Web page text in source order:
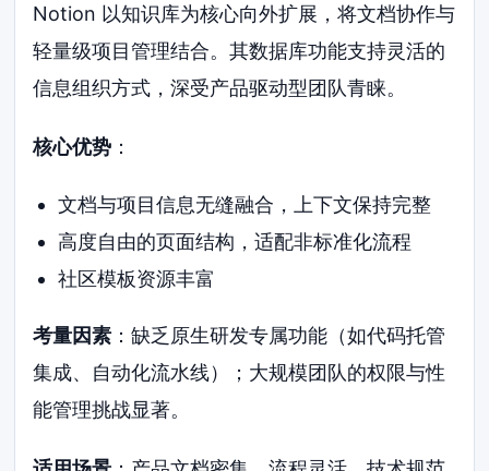
Notion 以知识库为核心向外扩展，将文档协作与
轻量级项目管理结合。其数据库功能支持灵活的
信息组织方式，深受产品驱动型团队青睐。
核心优势 ：
文档与项目信息无缝融合，上下文保持完整
高度自由的页面结构，适配非标准化流程
社区模板资源丰富
考量因素 ：缺乏原生研发专属功能（如代码托管
集成、自动化流水线）；大规模团队的权限与性
能管理挑战显著。